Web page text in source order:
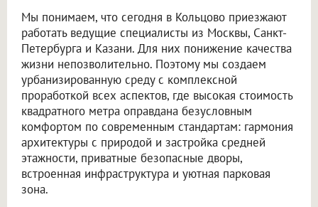
Мы понимаем, что сегодня в Кольцово приезжают
работать ведущие специалисты из Москвы, Санкт-
Петербурга и Казани. Для них понижение качества
жизни непозволительно. Поэтому мы создаем
урбанизированную среду с комплексной
проработкой всех аспектов, где высокая стоимость
квадратного метра оправдана безусловным
комфортом по современным стандартам: гармония
архитектуры с природой и застройка средней
этажности, приватные безопасные дворы,
встроенная инфраструктура и уютная парковая
зона.